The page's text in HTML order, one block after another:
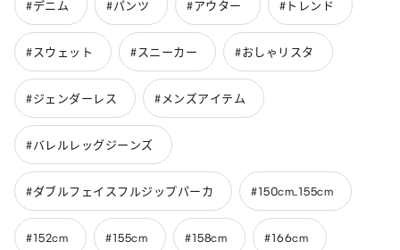
#デニム #パンツ #アウター #トレンド
#スウェット #スニーカー #おしゃリスタ
#ジェンダーレス #メンズアイテム
#バレルレッグジーンズ
#ダブルフェイスフルジップパーカ #150cm_155cm
#152cm #155cm #158cm #166cm